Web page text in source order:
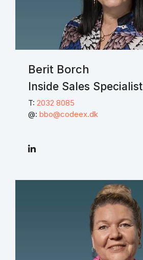
Berit Borch
Inside Sales Specialist
T: 2032 8085
@: bbo@codeex.dk